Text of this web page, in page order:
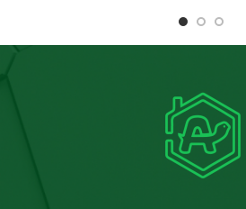
mobilnostjo, omogoča pa jim
samostojen dostop do